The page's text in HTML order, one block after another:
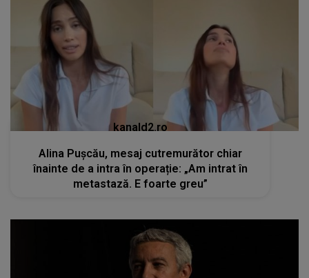
kanald2.ro
Alina Pușcău, mesaj cutremurător chiar
înainte de a intra în operație: „Am intrat în
metastază. E foarte greu”